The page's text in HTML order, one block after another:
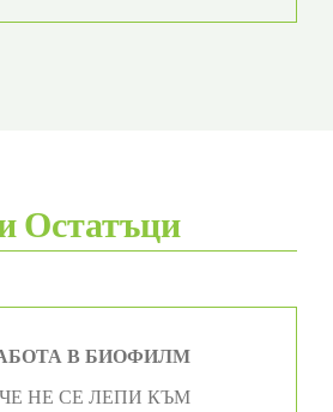
Остатъци
В БИОФИЛМ
НЕ СЕ ЛЕПИ КЪМ